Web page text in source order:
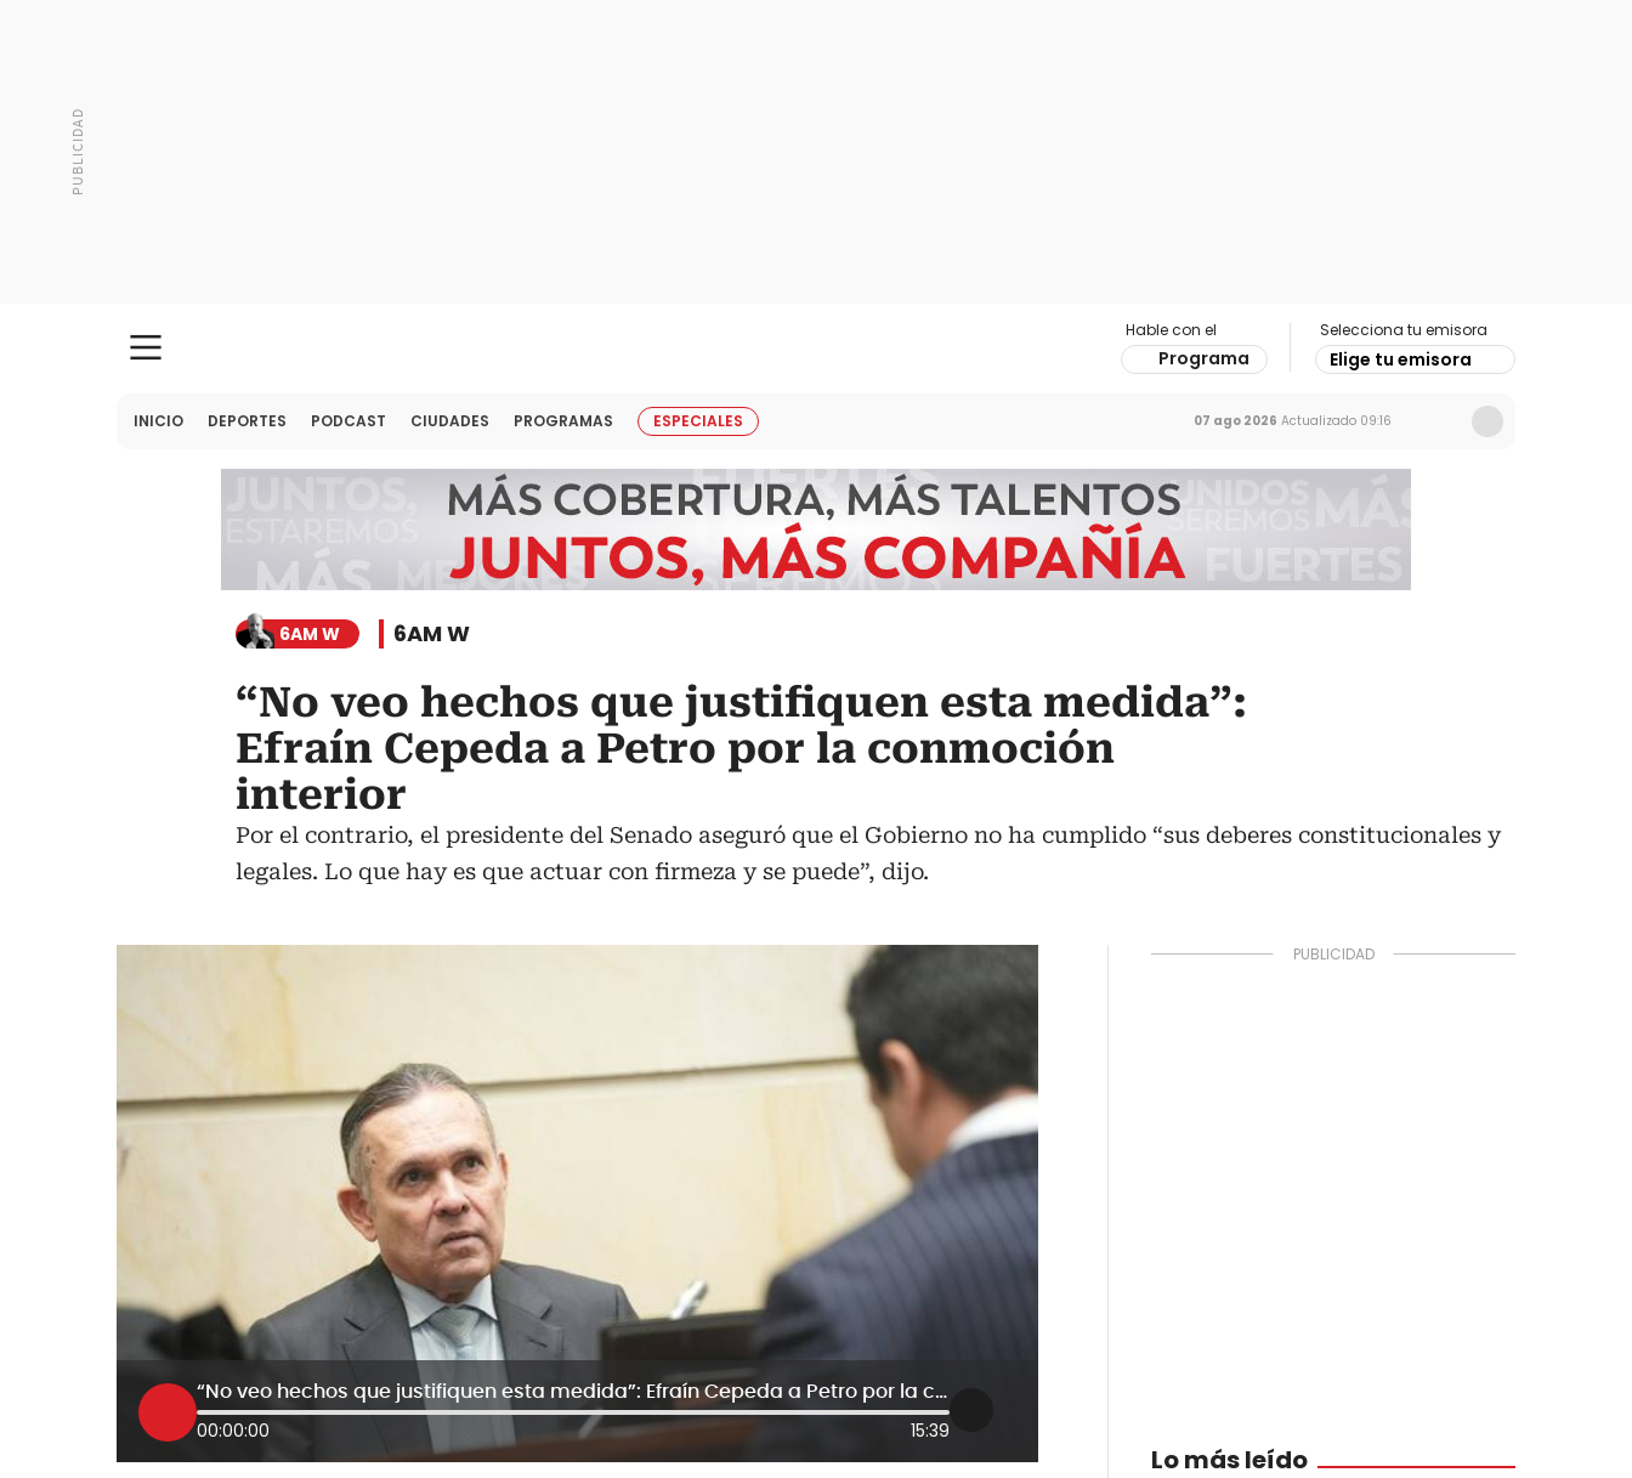
Hable con el
Programa
Selecciona tu emisora
Elige tu emisora
INICIO DEPORTES PODCAST CIUDADES PROGRAMAS ESPECIALES 07 ago 2026 Actualizado 09:16
6AM W 6AM W
“No veo hechos que justifiquen esta medida”:
Efraín Cepeda a Petro por la conmoción
interior
Por el contrario, el presidente del Senado aseguró que el Gobierno no ha cumplido “sus deberes constitucionales y
legales. Lo que hay es que actuar con firmeza y se puede”, dijo.
“No veo hechos que justifiquen esta medida”: Efraín Cepeda a Petro por la conmoción interior
00:00:00 15:39
Lo más leído